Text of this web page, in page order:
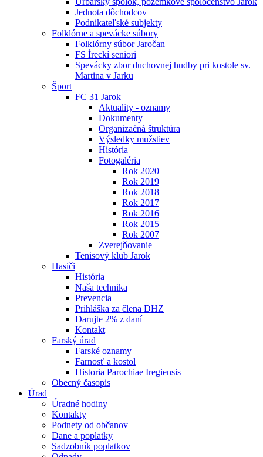
Jednota dôchodcov
Podnikateľské subjekty
Folklórne a spevácke súbory
Folklórny súbor Jaročan
FS Íreckí seniori
Spevácky zbor duchovnej hudby pri kostole sv.
Martina v Jarku
Šport
FC 31 Jarok
Aktuality - oznamy
Dokumenty
Organizačná štruktúra
Výsledky mužstiev
História
Fotogaléria
Rok 2020
Rok 2019
Rok 2018
Rok 2017
Rok 2016
Rok 2015
Rok 2007
Zverejňovanie
Tenisový klub Jarok
Hasiči
História
Naša technika
Prevencia
Prihláška za člena DHZ
Darujte 2% z daní
Kontakt
Farský úrad
Farské oznamy
Farnosť a kostol
Historia Parochiae Iregiensis
Obecný časopis
Úrad
Úradné hodiny
Kontakty
Podnety od občanov
Dane a poplatky
Sadzobník poplatkov